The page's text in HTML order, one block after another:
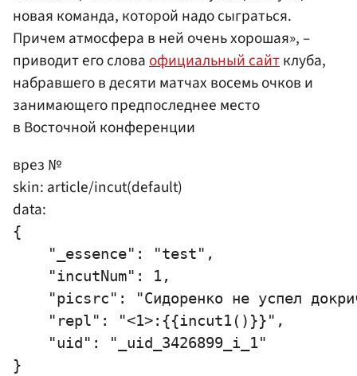
новая команда, которой надо сыграться.
Причем атмосфера в ней очень хорошая», –
приводит его словаофициальный сайтклуба,
набравшего в десяти матчах восемь очков и
занимающего предпоследнее место
в Восточной конференции
врез №
skin: article/incut(default)
data:
{
    "_essence": "test",
    "incutNum": 1,
"picsrc": "Сидоренко не успел
    "repl": "<1>:{{incut1()}}",
    "uid": "_uid_3426899_i_1"